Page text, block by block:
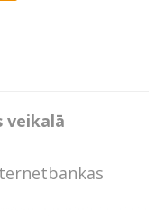
veikalā